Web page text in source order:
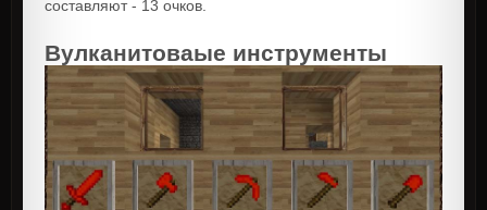
составляют - 13 очков.
Вулканитоваые инструменты